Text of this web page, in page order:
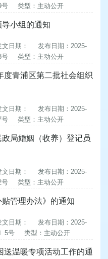
号 类型：主动公开
小组的通知
文日期：
发布日期：2025-
号 类型：主动公开
度青浦区第二批社会组织
文日期：
发布日期：2025-
号 类型：主动公开
局婚姻（收养）登记员
文日期：
发布日期：2025-
号 类型：主动公开
管理办法》的通知
文日期：
发布日期：2025-
5号 类型：主动公开
送温暖专项活动工作的通